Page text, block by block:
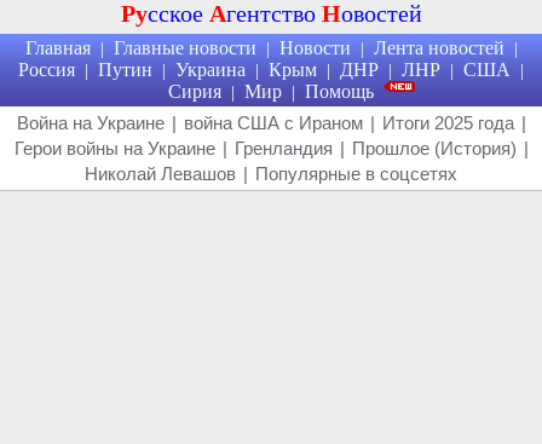
Русское Агентство Новостей
Главная | Главные новости | Новости | Лента новостей |
Россия | Путин | Украина | Крым | ДНР | ЛНР | США |
Сирия | Мир | Помощь
Война на Украине | война США с Ираном | Итоги 2025 года |
Герои войны на Украине | Гренландия | Прошлое (История) |
Николай Левашов | Популярные в соцсетях